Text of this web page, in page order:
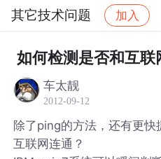
其它技术问题 加入
社区 其它技术问题
如何检测是否和互
车太靓
2012-09-12
除了ping的方法，还有更
互联网连通？